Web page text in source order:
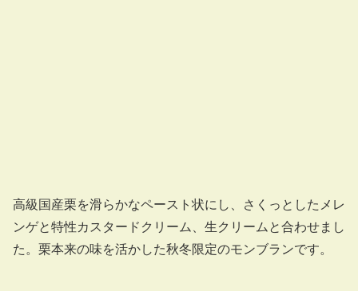
高級国産栗を滑らかなペースト状にし、さくっとしたメレ
ンゲと特性カスタードクリーム、生クリームと合わせまし
た。栗本来の味を活かした秋冬限定のモンブランです。